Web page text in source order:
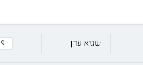
שגיא עדן 9 תגובות